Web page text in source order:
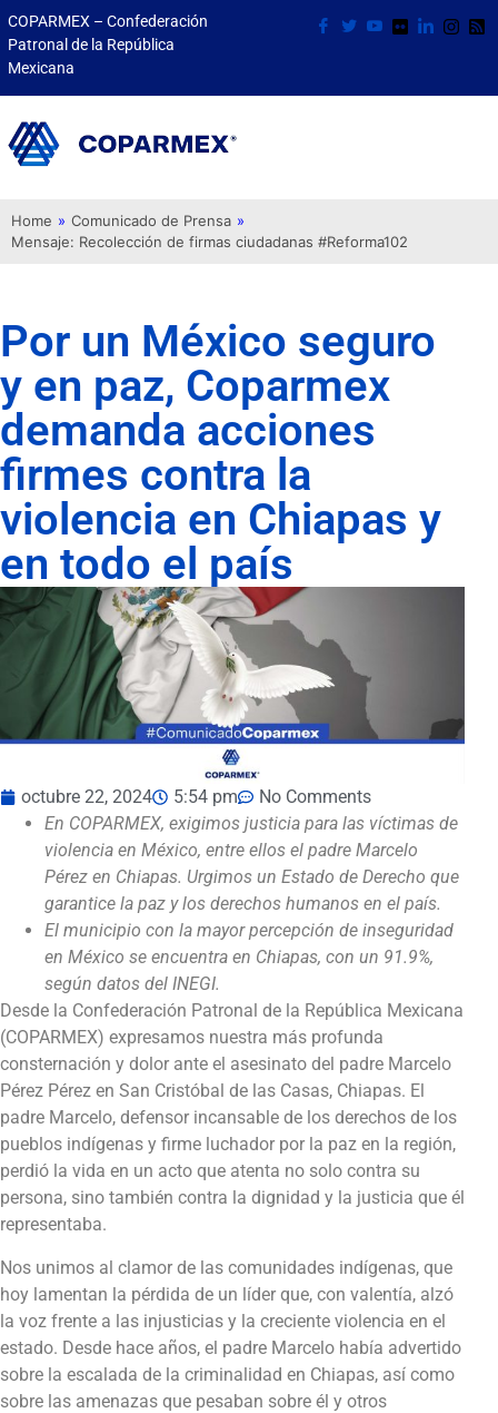
COPARMEX – Confederación
Patronal de la República
Mexicana
Home » Comunicado de Prensa »
Mensaje: Recolección de firmas ciudadanas #Reforma102
Por un México seguro
y en paz, Coparmex
demanda acciones
firmes contra la
violencia en Chiapas y
en todo el país
octubre 22, 2024 5:54 pm
No Comments
En COPARMEX, exigimos justicia para las víctimas de
violencia en México, entre ellos el padre Marcelo
Pérez en Chiapas. Urgimos un Estado de Derecho que
garantice la paz y los derechos humanos en el país.
El municipio con la mayor percepción de inseguridad
en México se encuentra en Chiapas, con un 91.9%,
según datos del INEGI.
Desde la Confederación Patronal de la República Mexicana
(COPARMEX) expresamos nuestra más profunda
consternación y dolor ante el asesinato del padre Marcelo
Pérez Pérez en San Cristóbal de las Casas, Chiapas. El
padre Marcelo, defensor incansable de los derechos de los
pueblos indígenas y firme luchador por la paz en la región,
perdió la vida en un acto que atenta no solo contra su
persona, sino también contra la dignidad y la justicia que él
representaba.
Nos unimos al clamor de las comunidades indígenas, que
hoy lamentan la pérdida de un líder que, con valentía, alzó
la voz frente a las injusticias y la creciente violencia en el
estado. Desde hace años, el padre Marcelo había advertido
sobre la escalada de la criminalidad en Chiapas, así como
sobre las amenazas que pesaban sobre él y otros